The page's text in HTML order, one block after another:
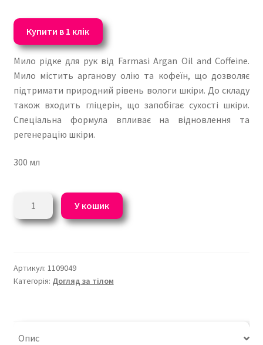
Купити в 1 клік
Мило рідке для рук від Farmasi Argan Oil and Coffeine.
Мило містить арганову олію та кофеїн, що дозволяє
підтримати природний рівень вологи шкіри. До складу
також входить гліцерін, що запобігає сухості шкіри.
Спеціальна формула впливає на відновлення та
регенерацію шкіри.
300 мл
для
кількість
У кошик
Артикул: 1109049
Категорія: Догляд за тілом
Опис